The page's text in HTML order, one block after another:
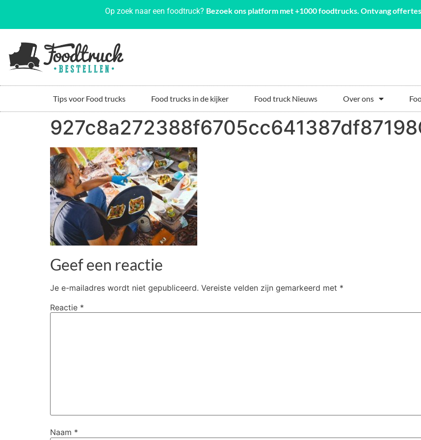
Op zoek naar een foodtruck? Bezoek ons platform met +1000 foodtrucks. Ontvang
Tips voor Food trucks Food trucks in de kijker Food truck Nieuws Over ons
Geef een reactie
Je e-mailadres wordt niet gepubliceerd. Vereiste velden zijn gemarkeerd met *
Reactie *
Naam *